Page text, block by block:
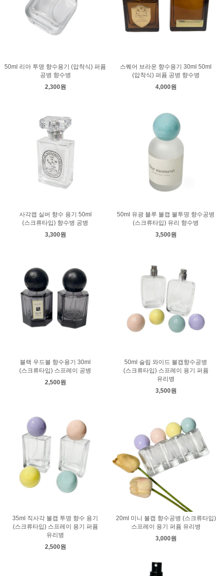
50ml 리아 투명 향수용기 (압착식) 퍼퓸
공병 향수병
2,300원
스퀘어 브라운 향수용기 30ml 50ml
(압착식) 퍼퓸 공병 향수병
4,000원
사각캡 실버 향수 용기 50ml
(스크류타입) 향수병 공병
3,300원
50ml 유광 블루 볼캡 불투명 향수공병
(스크류타입) 유리 향수병
3,500원
블랙 우드볼 향수용기 30ml
(스크류타입) 스프레이 공병
2,500원
50ml 슬립 와이드 볼캡향수공병
(스크류타입) 스프레이 용기 퍼퓸
유리병
3,500원
35ml 직사각 볼캡 투명 향수 용기
(스크류타입) 스프레이 용기 퍼퓸
유리병
2,500원
20ml 미니 볼캡 향수공병 (스크류타입)
스프레이 용기 퍼퓸 유리병
3,000원